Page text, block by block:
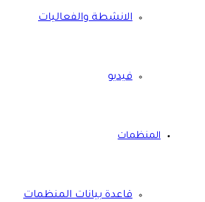
الانشطة والفعاليات
فيديو
المنظمات
قاعدة بيانات المنظمات